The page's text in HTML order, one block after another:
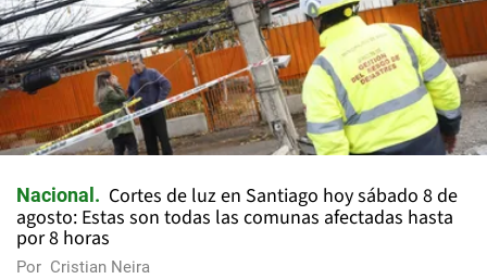
Nacional
Cortes de luz en Santiago hoy sábado 8 de
agosto: Estas son todas las comunas afectadas hasta
por 8 horas
Por Cristian Neira